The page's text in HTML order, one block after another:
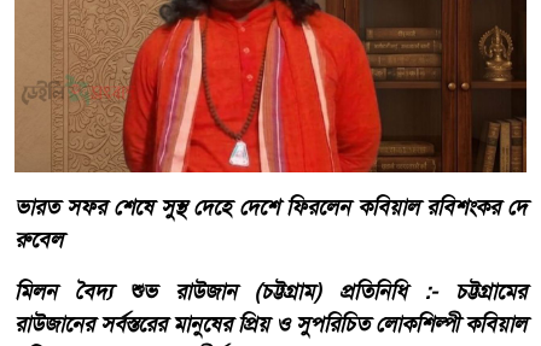
ভারত সফর শেষে সুস্থ দেহে দেশে ফিরলেন কবিয়াল রবিশংকর দে
রুবেল
মিলন বৈদ্য শুভ রাউজান (চট্টগ্রাম) প্রতিনিধি :- চট্টগ্রামের
রাউজানের সর্বস্তরের মানুষের প্রিয় ও সুপরিচিত লোকশিল্পী কবিয়াল